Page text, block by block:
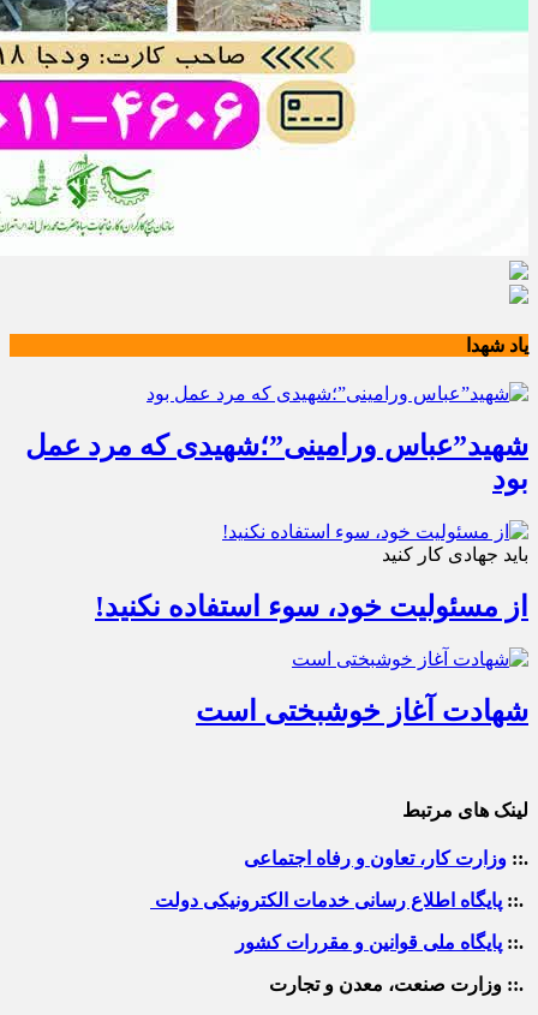
یاد شهدا
شهید”عباس ورامینی”؛شهیدی که مرد عمل
بود
باید جهادی کار کنید
از مسئولیت خود، سوء استفاده نکنید!
شهادت آغاز خوشبختی است
لینک های مرتبط
.:: وزارت کار، تعاون و رفاه اجتماعی
.:: پایگاه اطلاع رسانی خدمات الکترونیکی دولت
.:: پایگاه ملی قوانین و مقررات کشور
.:: وزارت صنعت، معدن و تجارت